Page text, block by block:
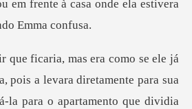
à casa onde ela estivera
pois a levara diretamente para sua